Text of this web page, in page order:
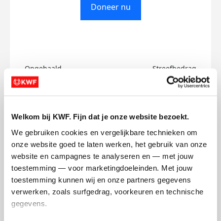
Welkom bij KWF. Fijn dat je onze website bezoekt.
We gebruiken cookies en vergelijkbare technieken om
onze website goed te laten werken, het gebruik van onze
website en campagnes te analyseren en — met jouw
toestemming — voor marketingdoeleinden. Met jouw
toestemming kunnen wij en onze partners gegevens
verwerken, zoals surfgedrag, voorkeuren en technische
gegevens.
Doneer nu
Opgehaald
€0
Streefbedrag
€100
Jorge's badges